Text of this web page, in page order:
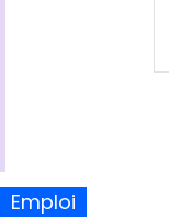
Emploi